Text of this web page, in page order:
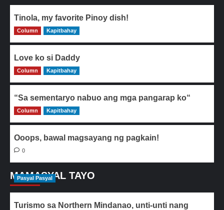
Tinola, my favorite Pinoy dish!
0
Column Kapitbahay
Love ko si Daddy
0
Column Kapitbahay
“Sa sementaryo nabuo ang mga pangarap ko“
0
Column Kapitbahay
Ooops, bawal magsayang ng pagkain!
0
MAMASYAL TAYO
Pasyal Pasyal
Turismo sa Northern Mindanao, unti-unti nang